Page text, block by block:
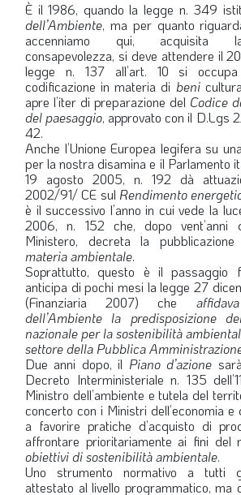
È il 1986, quando la legge n. 349
dell’Ambiente, ma per quanto
accenniamo qui, acquisita
consapevolezza, si deve attendere il
legge n. 137 all’art. 10 si
codificazione in materia di beni
apre l’iter di preparazione del Codice
del paesaggio, approvato con il D.Lgs
42.
Anche l’Unione Europea legifera su
per la nostra disamina e il Parlamento
19 agosto 2005, n. 192 dà
2002/91/ CE sul Rendimento
è il successivo l’anno in cui vede la
2006, n. 152 che, dopo vent’anni
Ministero, decreta la
materia ambientale.
Soprattutto, questo è il passaggio
anticipa di pochi mesi la legge 27
(Finanziaria 2007) che
dell’Ambiente la predisposizione
nazionale per la sostenibilità
settore della Pubblica
Due anni dopo, il Piano d’azione
Decreto Interministeriale n. 135
Ministro dell’ambiente e tutela del
concerto con i Ministri dell’economia e
a favorire pratiche d’acquisto di
affrontare prioritariamente ai fini del
obiettivi di sostenibilità ambientale.
Uno strumento normativo a tutti
attestato al livello programmatico, ma